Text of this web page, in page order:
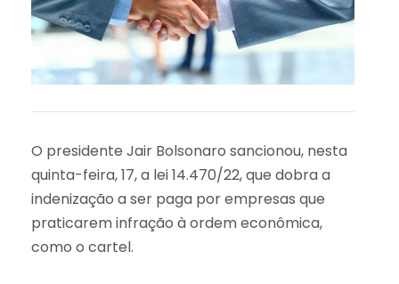
O presidente Jair Bolsonaro sancionou, nesta
quinta-feira, 17, a lei 14.470/22, que dobra a
indenização a ser paga por empresas que
praticarem infração à ordem econômica,
como o cartel.